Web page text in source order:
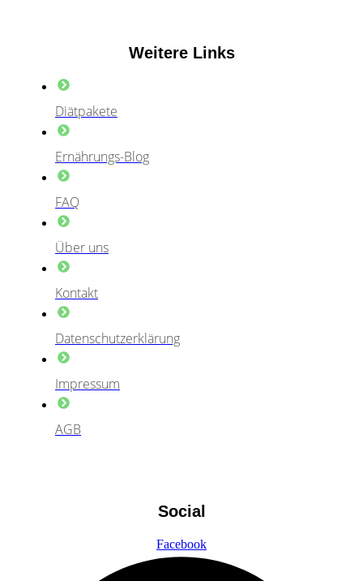
Weitere Links
Diätpakete
Ernährungs-Blog
FAQ
Über uns
Kontakt
Datenschutzerklärung
Impressum
AGB
Social
Facebook